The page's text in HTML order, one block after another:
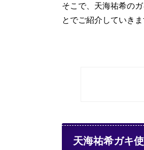
そこで、天海祐希の
とでご紹介していき
天海祐希ガキ